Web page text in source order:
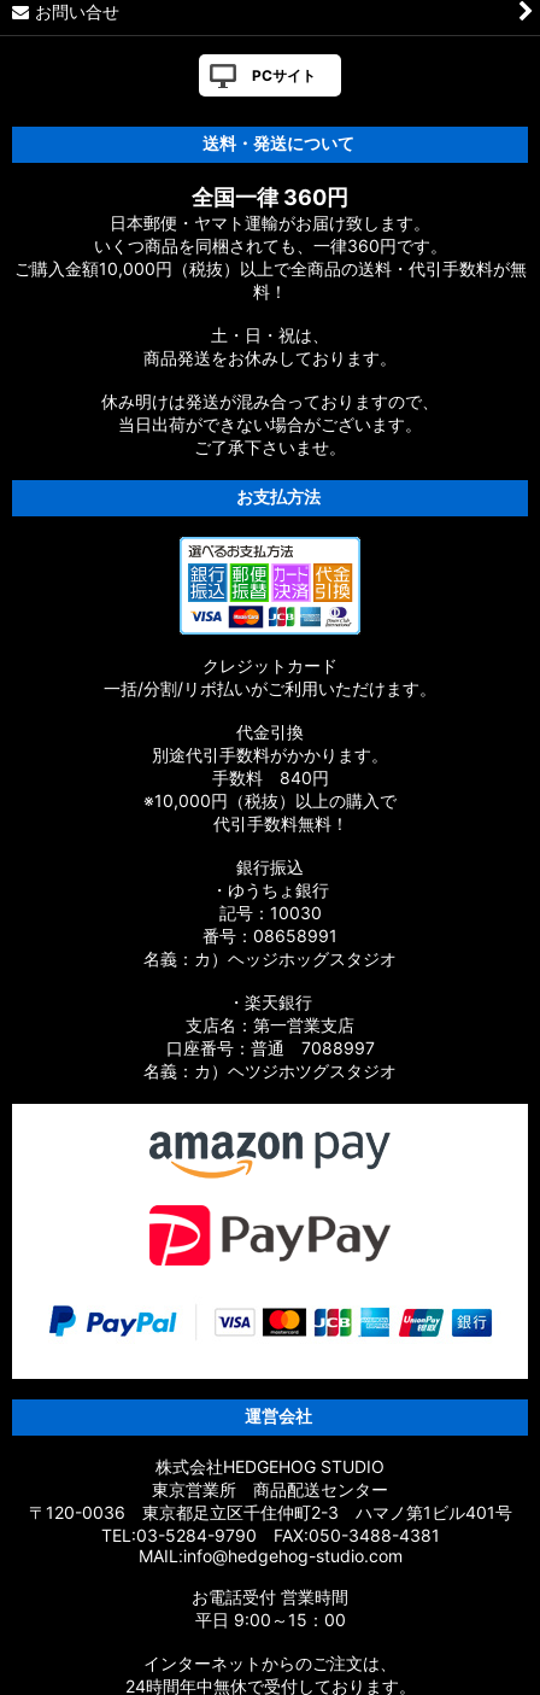
お問い合せ
PCサイト
送料・発送について
全国一律 360円
日本郵便・ヤマト運輸がお届け致します。
いくつ商品を同梱されても、一律360円です。
ご購入金額10,000円（税抜）以上で全商品の送料・代引手数料が無
料！
土・日・祝は、
商品発送をお休みしております。
休み明けは発送が混み合っておりますので、
当日出荷ができない場合がございます。
ご了承下さいませ。
お支払方法
クレジットカード
一括/分割/リボ払いがご利用いただけます。
代金引換
別途代引手数料がかかります。
手数料 840円
※10,000円（税抜）以上の購入で
代引手数料無料！
銀行振込
・ゆうちょ銀行
記号：10030
番号：08658991
名義：カ）ヘッジホッグスタジオ
・楽天銀行
支店名：第一営業支店
口座番号：普通 7088997
名義：カ）ヘツジホツグスタジオ
運営会社
株式会社HEDGEHOG STUDIO
東京営業所 商品配送センター
〒120-0036 東京都足立区千住仲町2-3 ハマノ第1ビル401号
TEL:03-5284-9790 FAX:050-3488-4381
MAIL:info@hedgehog-studio.com
お電話受付 営業時間
平日 9:00～15：00
インターネットからのご注文は、
24時間年中無休で受付しております。